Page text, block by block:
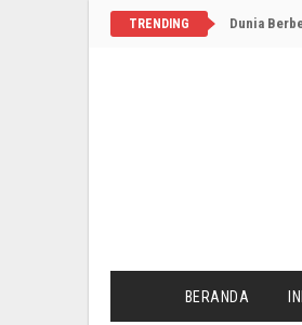
TRENDING Dunia
BERANDA